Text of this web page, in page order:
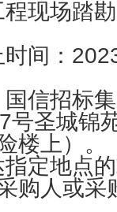
现场踏
间：
信招标
号圣城锦
楼上）。
定地点
购人或采